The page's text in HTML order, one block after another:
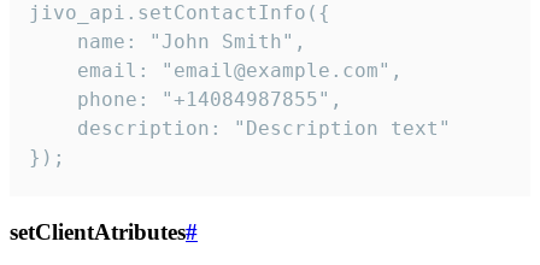
jivo_api.setContactInfo({
    name: "John Smith",
    email: "email@example.com",
    phone: "+14084987855",
    description: "Description text"
});
setClientAtributes#